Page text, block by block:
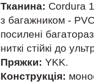
Тканина: Cordura
з багажником -
посилені
ниткі стійкі до
Пряжки: YKK.
Конструкція: